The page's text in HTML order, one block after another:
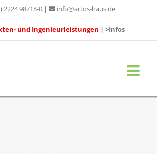
2224 98718-0| info@artos-haus.de
und Ingenieurleistungen | >Infos